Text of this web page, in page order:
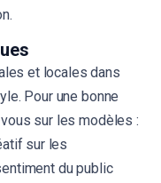
et locales dans
Pour une bonne
sur les modèles :
sur les
du public